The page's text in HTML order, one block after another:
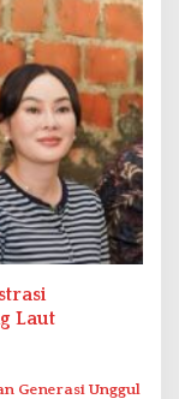
Laut
Generasi Unggul